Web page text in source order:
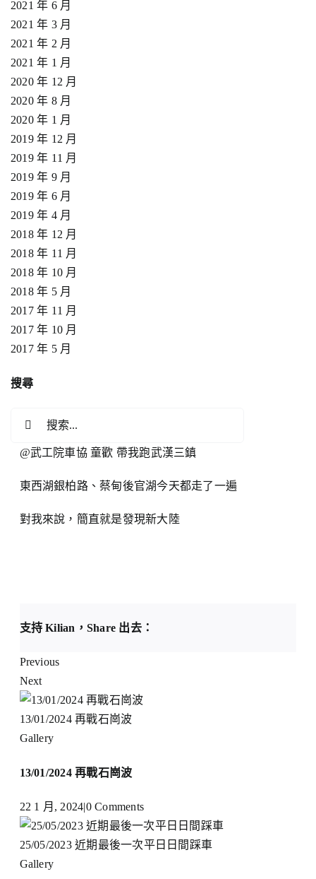
@武工院車協 童歡 帶我跑武漢三鎮
東西湖銀柏路、蔡甸後官湖今天都走了一遍
對我來說，簡直就是發現新大陸
支持 Kilian，Share 出去：
Previous
Next
13/01/2024 再戰石崗波
Gallery
13/01/2024 再戰石崗波
22 1 月, 2024|0 Comments
25/05/2023 近期最後一次平日日間踩車
Gallery
2021 年 6 月
2021 年 3 月
2021 年 2 月
2021 年 1 月
2020 年 12 月
2020 年 8 月
2020 年 1 月
2019 年 12 月
2019 年 11 月
2019 年 9 月
2019 年 6 月
2019 年 4 月
2018 年 12 月
2018 年 11 月
2018 年 10 月
2018 年 5 月
2017 年 11 月
2017 年 10 月
2017 年 5 月
搜尋
結